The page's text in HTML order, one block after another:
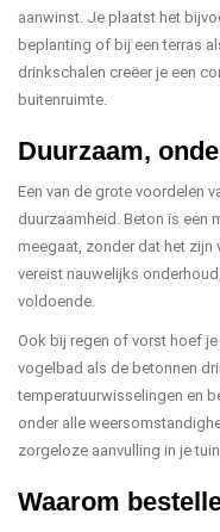
aanwinst. Je plaatst het
beplanting of bij een terras
drinkschalen creëer je een
buitenruimte.
Duurzaam,
Een van de grote voordelen
duurzaamheid. Beton is een
meegaat, zonder dat het zijn
vereist nauwelijks
voldoende.
Ook bij regen of vorst hoef
vogelbad als de betonnen
temperatuurwisselingen en
onder alle
zorgeloze aanvulling in je
Waarom